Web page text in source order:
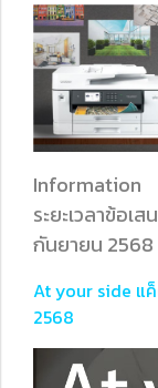
Information
ระยะเวลาข้อ
กันยายน 2568
At your side แ
2568